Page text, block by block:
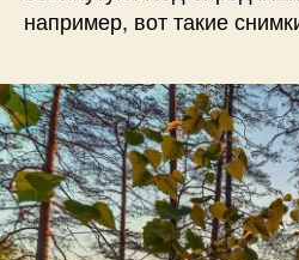
например, вот такие